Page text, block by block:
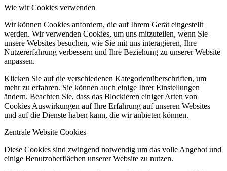
Wie wir Cookies verwenden
Wir können Cookies anfordern, die auf Ihrem Gerät eingestellt
werden. Wir verwenden Cookies, um uns mitzuteilen, wenn Sie
unsere Websites besuchen, wie Sie mit uns interagieren, Ihre
Nutzererfahrung verbessern und Ihre Beziehung zu unserer Website
anpassen.
Klicken Sie auf die verschiedenen Kategorienüberschriften, um
mehr zu erfahren. Sie können auch einige Ihrer Einstellungen
ändern. Beachten Sie, dass das Blockieren einiger Arten von
Cookies Auswirkungen auf Ihre Erfahrung auf unseren Websites
und auf die Dienste haben kann, die wir anbieten können.
Zentrale Website Cookies
Diese Cookies sind zwingend notwendig um das volle Angebot und
einige Benutzoberflächen unserer Website zu nutzen.